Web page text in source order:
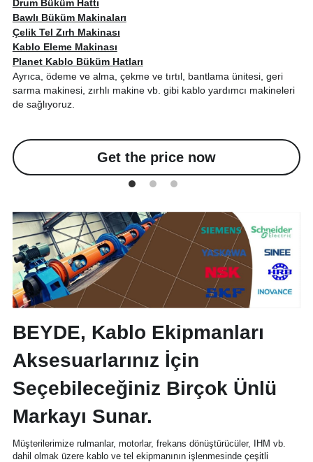
Drum Büküm Hattı
Bawlı Büküm Makinaları
Çelik Tel Zırh Makinası
Kablo Eleme Makinası
Planet Kablo Büküm Hatları
Ayrıca, ödeme ve alma, çekme ve tırtıl, bantlama ünitesi, geri
sarma makinesi, zırhlı makine vb. gibi kablo yardımcı makineleri
de sağlıyoruz.
Get the price now
BEYDE, Kablo Ekipmanları
Aksesuarlarınız İçin
Seçebileceğiniz Birçok Ünlü
Markayı Sunar.
Müşterilerimize rulmanlar, motorlar, frekans dönüştürücüler, IHM vb.
dahil olmak üzere kablo ve tel ekipmanının işlenmesinde çeşitli